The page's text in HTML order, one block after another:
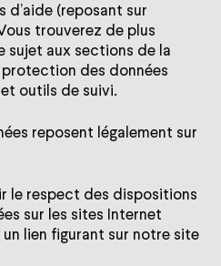
(reposant sur
trouverez de plus
sujet aux sections de la
des données
outils de suivi.
reposent légalement sur
le respect des dispositions
sur les sites Internet
lien figurant sur notre site